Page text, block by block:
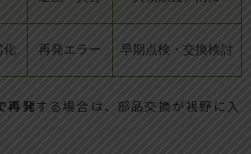
化 再発エラー 早期点検・交換検討
再発する場合は、部品交換が視野に入